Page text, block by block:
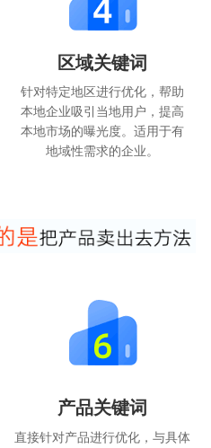
区域关键词
针对特定地区进行优化，帮助
本地企业吸引当地用户，提高
本地市场的曝光度。适用于有
地域性需求的企业。
产品关键词
直接针对产品进行优化，与具体